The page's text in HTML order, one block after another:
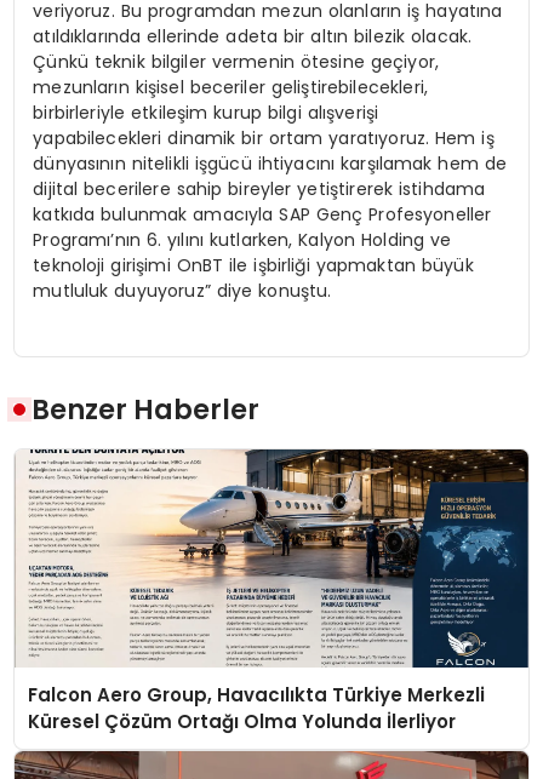
veriyoruz. Bu programdan mezun olanların iş hayatına
atıldıklarında ellerinde adeta bir altın bilezik olacak.
Çünkü teknik bilgiler vermenin ötesine geçiyor,
mezunların kişisel beceriler geliştirebilecekleri,
birbirleriyle etkileşim kurup bilgi alışverişi
yapabilecekleri dinamik bir ortam yaratıyoruz. Hem iş
dünyasının nitelikli işgücü ihtiyacını karşılamak hem de
dijital becerilere sahip bireyler yetiştirerek istihdama
katkıda bulunmak amacıyla SAP Genç Profesyoneller
Programı’nın 6. yılını kutlarken, Kalyon Holding ve
teknoloji girişimi OnBT ile işbirliği yapmaktan büyük
mutluluk duyuyoruz” diye konuştu.
Benzer Haberler
Falcon Aero Group, Havacılıkta Türkiye Merkezli
Küresel Çözüm Ortağı Olma Yolunda İlerliyor